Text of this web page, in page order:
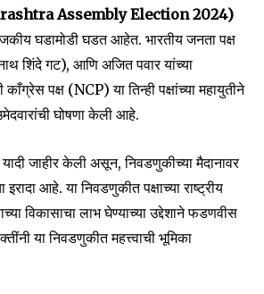
Assembly Election 2024)
घडामोडी घडत आहेत. भारतीय जनता पक्ष
शिंदे गट), आणि अजित पवार यांच्या
काँग्रेस पक्ष (NCP) या तिन्ही पक्षांच्या महायुतीने
घोषणा केली आहे.
जाहीर केली असून, निवडणुकीच्या मैदानावर
इरादा आहे. या निवडणुकीत पक्षाच्या राष्ट्रीय
विकासाचा लाभ घेण्याच्या उद्देशाने फडणवीस
या निवडणुकीत महत्त्वाची भूमिका